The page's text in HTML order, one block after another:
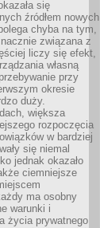
się
źródłem nowych
chyba na tym,
związana z
liczy się efekt,
własną
przy
okresie
duży.
większa
rozpoczęcia
w bardziej
się niemal
jednak okazało
ciemniejsze
ma osobny
warunki i
życia prywatnego